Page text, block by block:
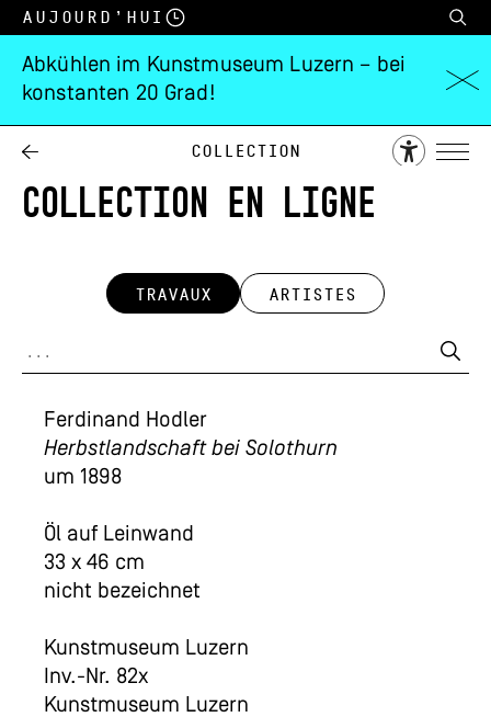
Aujourd’hui
Abkühlen im Kunstmuseum Luzern – bei
konstanten 20 Grad!
Collection
COLLECTION EN LIGNE
TRAVAUX ARTISTES
Ferdinand Hodler
Herbstlandschaft bei Solothurn
um 1898
Öl auf Leinwand
33 x 46 cm
nicht bezeichnet
Kunstmuseum Luzern
Inv.-Nr. 82x
Kunstmuseum Luzern